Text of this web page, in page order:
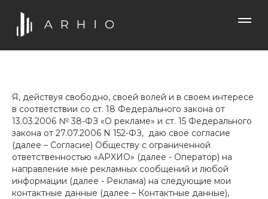
Я, действуя свободно, своей волей и в своем интересе
в соответствии со ст. 18 Федерального закона от
13.03.2006 № 38-ФЗ «О рекламе» и ст. 15 Федерального
закона от 27.07.2006 N 152-ФЗ, даю свое согласие
(далее – Согласие) Обществу с ограниченной
ответственностью «АРХИО» (далее - Оператор) на
направление мне рекламных сообщений и любой
информации (далее - Реклама) на следующие мои
контактные данные (далее – Контактные данные),